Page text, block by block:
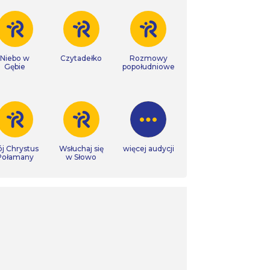
Niebo w
Gębie
Czytadełko
Rozmowy
popołudniowe
Chrystus
Wsłuchaj się
w Słowo
więcej audycji